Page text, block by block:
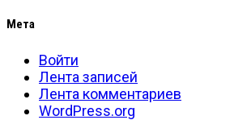
Мета
Войти
Лента записей
Лента комментариев
WordPress.org